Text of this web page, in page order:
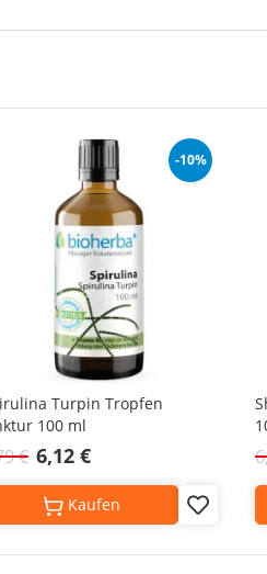
-10%
Turpin Tropfen
100 ml
6,12 €
€
Add
Wish
Kaufen